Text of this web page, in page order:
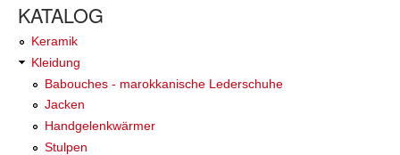
KATALOG
Keramik
Kleidung
Babouches - marokkanische Lederschuhe
Jacken
Handgelenkwärmer
Stulpen